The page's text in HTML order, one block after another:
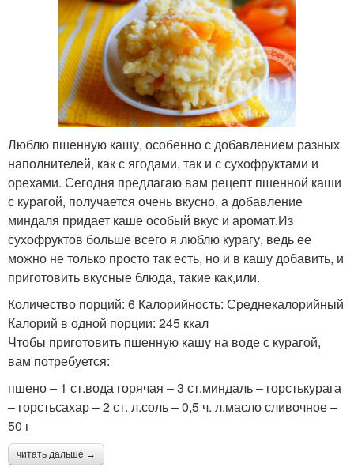
Люблю пшенную кашу, особенно с добавлением разных
наполнителей, как с ягодами, так и с сухофруктами и
орехами. Сегодня предлагаю вам рецепт пшенной каши
с курагой, получается очень вкусно, а добавление
миндаля придает каше особый вкус и аромат.Из
сухофруктов больше всего я люблю курагу, ведь ее
можно не только просто так есть, но и в кашу добавить, и
приготовить вкусные блюда, такие как,или.
Количество порций: 6 Калорийность: Среднекалорийный
Калорий в одной порции: 245 ккал
Чтобы приготовить пшенную кашу на воде с курагой,
вам потребуется:
пшено – 1 ст.вода горячая – 3 ст.миндаль – горстькурага
– горстьсахар – 2 ст. л.соль – 0,5 ч. л.масло сливочное –
50 г
читать дальше →